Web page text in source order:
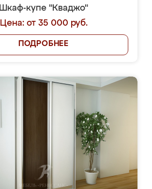
Шкаф-купе "Кваджо"
Цена: от 35 000 руб.
ПОДРОБНЕЕ